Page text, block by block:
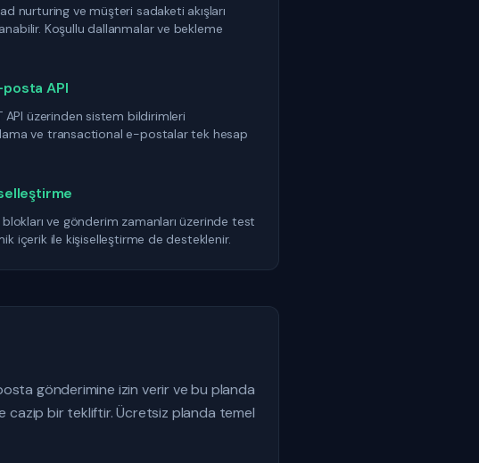
nurturing ve müşteri sadaketi akışları
Koşullu dallanmalar ve bekleme
API
API üzerinden sistem bildirimleri
ve transactional e-postalar tek hesap
blokları ve gönderim zamanları üzerinde test
içerik ile kişiselleştirme de desteklenir.
gönderimine izin verir ve bu planda
cazip bir tekliftir. Ücretsiz planda temel